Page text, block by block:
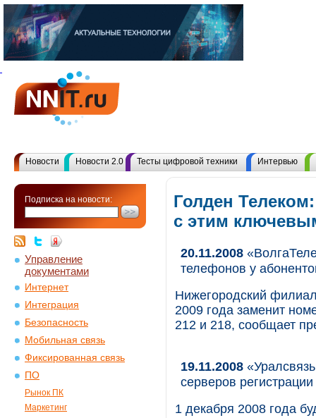
Новости Новости 2.0 Тесты цифровой техники Интервью
Подписка на новости:
Управление
документами
Интернет
Интеграция
Безопасность
Мобильная связь
Фиксированная связь
ПО
Рынок ПК
Маркетинг
Голден
с этим
20.11.2008
телефонов у
Нижегородский
2009 года заменит
212 и 218, сообщает
19.11.2008
серверов
1 декабря 2008 года